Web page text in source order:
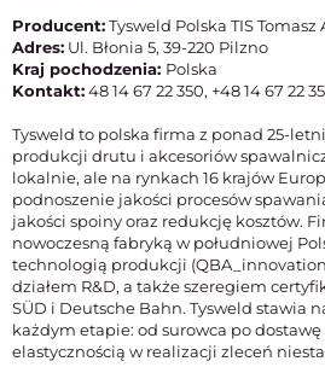
Producent:Tysweld Polska TIS Tomasz
Adres: Ul. Błonia 5, 39-220 Pilzno
Kraj pochodzenia: Polska
Kontakt:48 14 67 22 350, +48 14 67 22
Tysweld to polska firma z ponad 25-
produkcji drutu i akcesoriów
lokalnie, ale na rynkach 16 krajów
podnoszenie jakości procesów
jakości spoiny oraz redukcję kosztów.
nowoczesną fabryką w południowej
technologią produkcji
działem R&D, a także szeregiem
SÜD i Deutsche Bahn. Tysweld stawia
każdym etapie: od surowca po
elastycznością w realizacji zleceń